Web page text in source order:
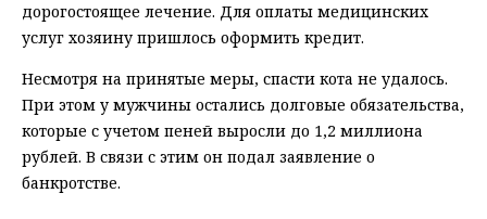
дорогостоящее лечение. Для оплаты медицинских
услуг хозяину пришлось оформить кредит.
Несмотря на принятые меры, спасти кота не удалось.
При этом у мужчины остались долговые обязательства,
которые с учетом пеней выросли до 1,2 миллиона
рублей. В связи с этим он подал заявление о
банкротстве.